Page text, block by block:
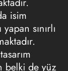
isim
sınırlı
belki de yüz